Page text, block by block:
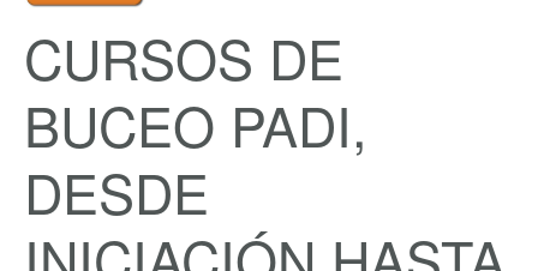
CURSOS DE
BUCEO PADI,
DESDE